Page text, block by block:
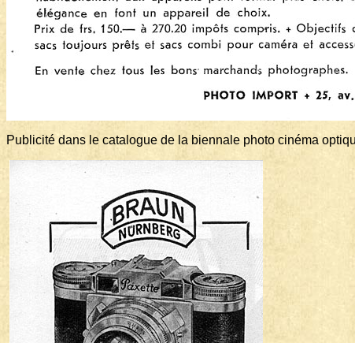
Publicité dans le catalogue de la biennale photo cinéma